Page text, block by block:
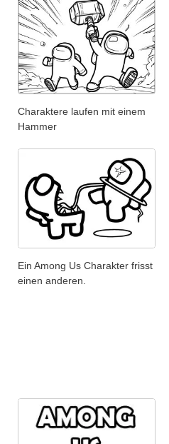
Charaktere laufen mit einem
Hammer
Ein Among Us Charakter frisst
einen anderen.